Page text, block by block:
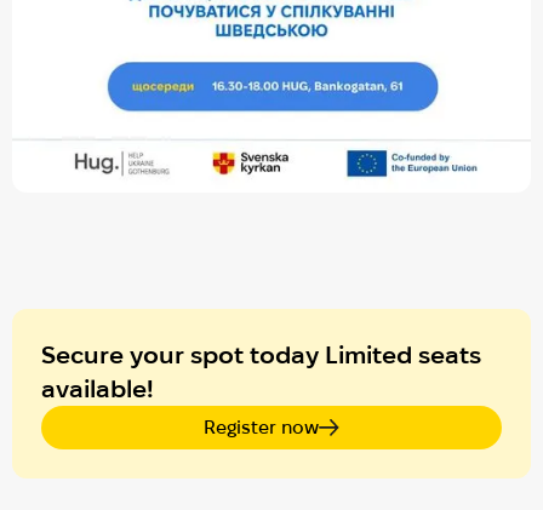
Secure your spot today Limited seats
available!
Register now